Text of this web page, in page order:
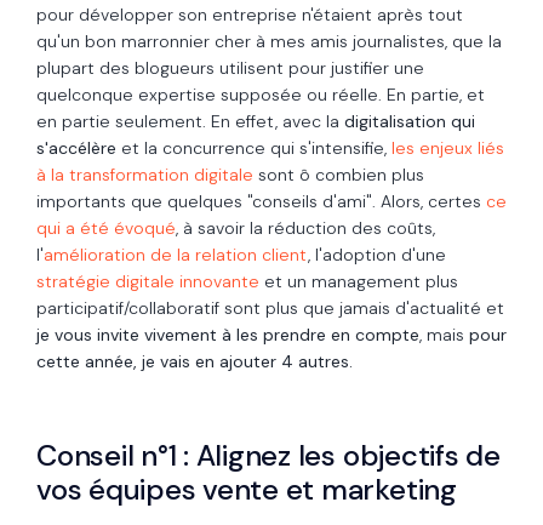
pour développer son entreprise n'étaient après tout
qu'un bon marronnier cher à mes amis journalistes, que la
plupart des blogueurs utilisent pour justifier une
quelconque expertise supposée ou réelle. En partie, et
en partie seulement. En effet, avec la digitalisation qui
s'accélère et la concurrence qui s'intensifie, les enjeux liés
à la transformation digitale sont ô combien plus
importants que quelques "conseils d'ami". Alors, certes ce
qui a été évoqué, à savoir la réduction des coûts,
l'amélioration de la relation client, l'adoption d'une
stratégie digitale innovante et un management plus
participatif/collaboratif sont plus que jamais d'actualité et
je vous invite vivement à les prendre en compte, mais pour
cette année, je vais en ajouter 4 autres.
Conseil n°1 : Alignez les objectifs de
vos équipes vente et marketing